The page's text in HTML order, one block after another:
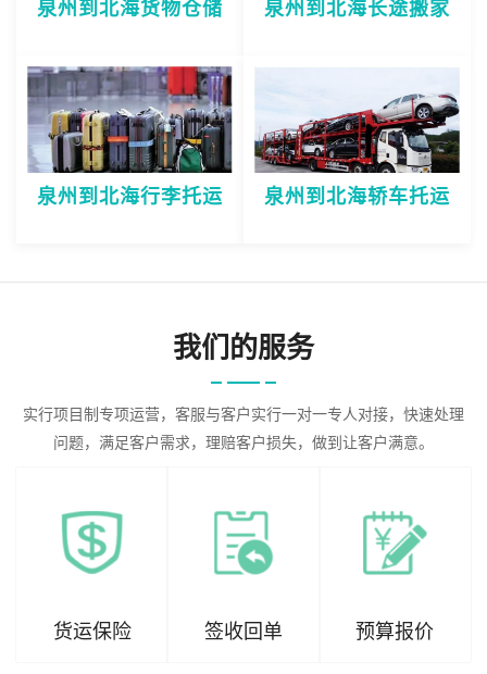
泉州到北海货物仓储 泉州到北海长途搬家
泉州到北海行李托运 泉州到北海轿车托运
我们的服务
实行项目制专项运营，客服与客户实行一对一专人对接，快速处理
问题，满足客户需求，理赔客户损失，做到让客户满意。
货运保险 签收回单 预算报价